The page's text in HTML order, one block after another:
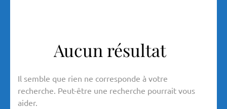
Aucun résultat
Il semble que rien ne corresponde à votre
recherche. Peut-être une recherche pourrait vous
aider.